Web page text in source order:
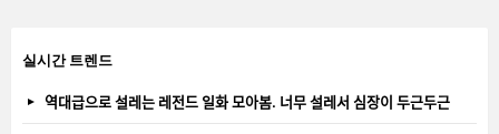
실시간 트렌드
역대급으로 설레는 레전드 일화 모아봄. 너무 설레서 심장이 두근두근